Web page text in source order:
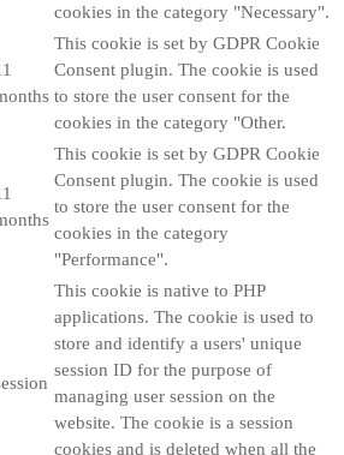
cookies in the category "Necessary".
This cookie is set by GDPR Cookie
Consent plugin. The cookie is used
to store the user consent for the
cookies in the category "Other.
This cookie is set by GDPR Cookie
Consent plugin. The cookie is used
to store the user consent for the
cookies in the category
"Performance".
This cookie is native to PHP
applications. The cookie is used to
store and identify a users' unique
session ID for the purpose of
managing user session on the
website. The cookie is a session
cookies and is deleted when all the